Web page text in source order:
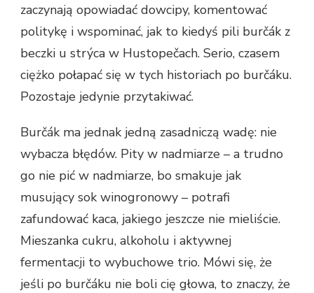
zaczynają opowiadać dowcipy, komentować
politykę i wspominać, jak to kiedyś pili burčák z
beczki u strýca w Hustopečach. Serio, czasem
ciężko połapać się w tych historiach po burčáku.
Pozostaje jedynie przytakiwać.
Burčák ma jednak jedną zasadniczą wadę: nie
wybacza błędów. Pity w nadmiarze – a trudno
go nie pić w nadmiarze, bo smakuje jak
musujący sok winogronowy – potrafi
zafundować kaca, jakiego jeszcze nie mieliście.
Mieszanka cukru, alkoholu i aktywnej
fermentacji to wybuchowe trio. Mówi się, że
jeśli po burčáku nie boli cię głowa, to znaczy, że